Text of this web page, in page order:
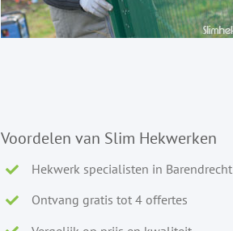
Voordelen van Slim Hekwerken
Hekwerk specialisten in Barendrecht
Ontvang gratis tot 4 offertes